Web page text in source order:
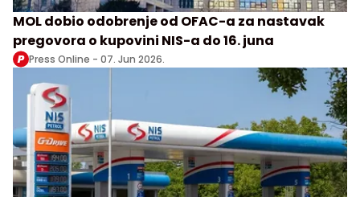
MOL dobio odobrenje od OFAC-a za nastavak
pregovora o kupovini NIS-a do 16. juna
Press Online - 07. Jun 2026.